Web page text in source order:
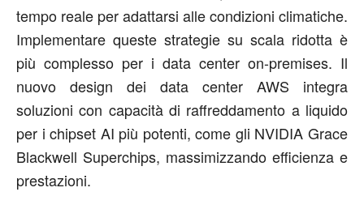
tempo reale per adattarsi alle condizioni climatiche.
Implementare queste strategie su scala ridotta è
più complesso per i data center on-premises. Il
nuovo design dei data center AWS integra
soluzioni con capacità di raffreddamento a liquido
per i chipset AI più potenti, come gli NVIDIA Grace
Blackwell Superchips, massimizzando efficienza e
prestazioni.